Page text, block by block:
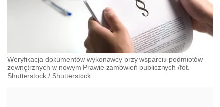
Weryfikacja dokumentów wykonawcy przy wsparciu podmiotów
zewnętrznych w nowym Prawie zamówień publicznych /fot.
Shutterstock / Shutterstock